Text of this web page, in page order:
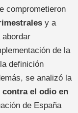
comprometieron
y a
de la
definición
se analizó la
contra el odio en
de España